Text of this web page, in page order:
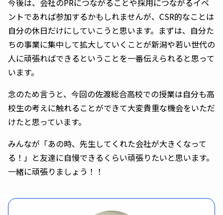
今後は、会社のPRにつながることや採用につながるイベ
ントであれば参加するかもしれませんが、CSR的なことは
自分の休日だけにしていこうと思います。まずは、自分た
ちの事業に集中して拡大していくことが新潟や若い世代の
人に頑張ればできるということを一番伝えられると思って
います。
念のため言うと、今回の佐渡総合高校での授業は自分も高
校生の考えに触れることができて大変貴重な機会をいただ
けたと思っています。
みんなが「あの時、先生してくれた会社が大きくなって
る！」と友達に自慢できるくらい頑張りたいと思います。
一緒に頑張りましょう！！